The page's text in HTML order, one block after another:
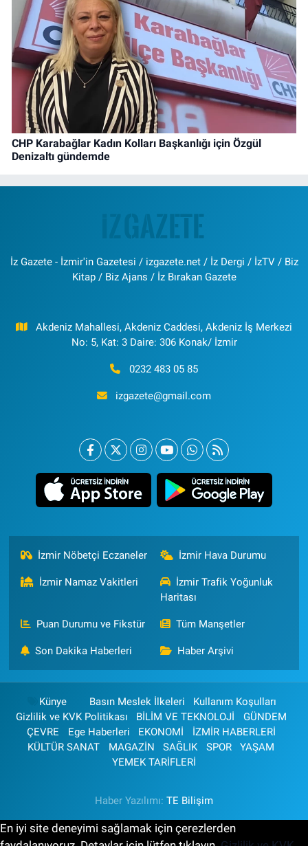
CHP Karabağlar Kadın Kolları Başkanlığı için Özgül
Denizaltı gündemde
İz Gazete - İzmir'in Gazetesi / izgazete.net / İz Dergi / İzTV / Biz
Kitap / Biz Ajans / İz Bırakan Gazete
Akdeniz Mahallesi, Akdeniz Caddesi, Akdeniz İş Merkezi
No: 5, Kat: 3 Daire: 306 Konak/ İzmir
0232 483 05 85
izgazete@gmail.com
İzmir Nöbetçi Eczaneler İzmir Hava Durumu
İzmir Namaz Vakitleri
İzmir Trafik Yoğunluk
Haritası
Puan Durumu ve Fikstür Tüm Manşetler
Son Dakika Haberleri Haber Arşivi
Künye Basın Meslek İlkeleri
Kullanım Koşulları
Gizlilik ve KVK Politikası
BİLİM VE TEKNOLOJİ
GÜNDEM
ÇEVRE
Ege Haberleri EKONOMİ
İZMİR HABERLERİ
KÜLTÜR SANAT
MAGAZİN SAĞLIK SPOR
YAŞAM
YEMEK TARİFLERİ
Haber Yazılımı: TE Bilişim
En iyi site deneyimi sağlamak için çerezlerden